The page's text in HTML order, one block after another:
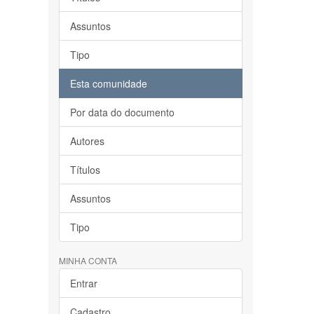
Assuntos
Tipo
Esta comunidade
Por data do documento
Autores
Títulos
Assuntos
Tipo
MINHA CONTA
Entrar